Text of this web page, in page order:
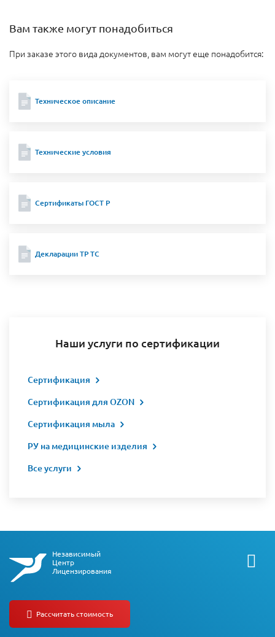
Вам также могут понадобиться
При заказе этого вида документов, вам могут еще понадобится:
Техническое описание
Технические условия
Сертификаты ГОСТ Р
Декларации ТР ТС
Наши услуги по сертификации
Сертификация
Сертификация для OZON
Сертификация мыла
РУ на медицинские изделия
Все услуги
Независимый
Центр
Лицензирования